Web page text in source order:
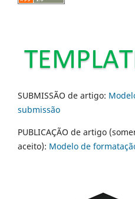
SUBMISSÃO de artigo:
submissão
PUBLICAÇÃO de artigo
aceito): Modelo de